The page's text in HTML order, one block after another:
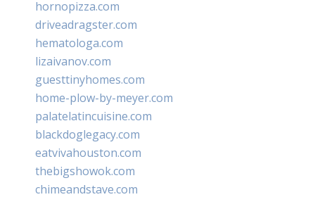
hornopizza.com
driveadragster.com
hematologa.com
lizaivanov.com
guesttinyhomes.com
home-plow-by-meyer.com
palatelatincuisine.com
blackdoglegacy.com
eatvivahouston.com
thebigshowok.com
chimeandstave.com